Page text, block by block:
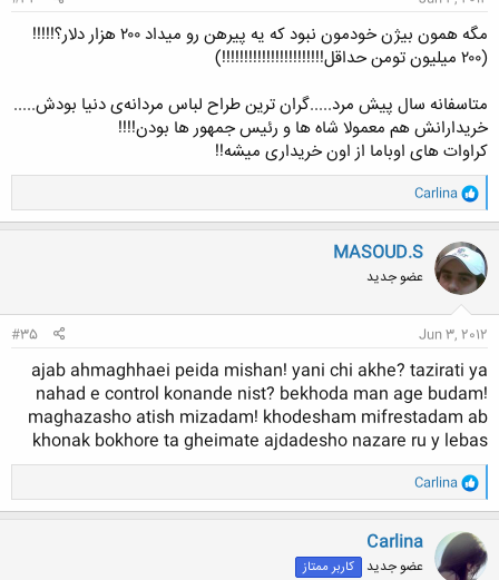
مگه همون بیژن خودمون نبود که یه پیرهن رو میداد ۲۰۰ هزار دلار؟!!!!!
(۲۰۰ میلیون تومن حداقل!!!!!!!!!!!!!!!!!!!!!!!)
متاسفانه سال پیش مرد.....گران ترین طراح لباس مردانه‌ی دنیا بودش.....
خریدارانش هم معمولا شاه ها و رئیس جمهور ها بودن!!!!
کراوات های اوباما از اون خریداری میشه!!
و
ا
ک
ن
ش
ه
ا
Carlina
MASOUD.S
عضو جدید
Jun 3, 2012
#35
ajab ahmaghhaei peida mishan! yani chi akhe? tazirati ya
nahad e control konande nist? bekhoda man age budam!
maghazasho atish mizadam! khodesham mifrestadam ab
khonak bokhore ta gheimate ajdadesho nazare ru y lebas
و
ا
ک
ن
ش
ه
Carlina
Carlina
عضو جدید کاربر ممتاز